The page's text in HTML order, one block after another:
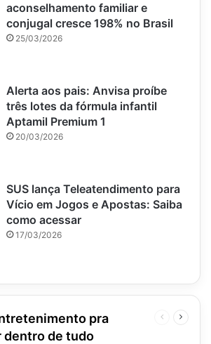
aconselhamento familiar e
conjugal cresce 198% no Brasil
25/03/2026
Alerta aos pais: Anvisa proíbe
três lotes da fórmula infantil
Aptamil Premium 1
20/03/2026
SUS lança Teleatendimento para
Vício em Jogos e Apostas: Saiba
como acessar
17/03/2026
pra
dentro de tudo
Página